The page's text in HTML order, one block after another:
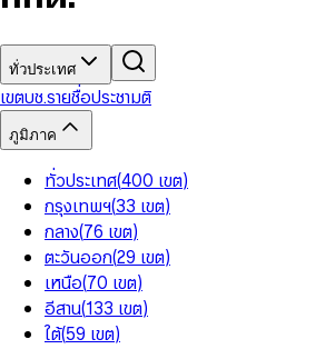
9 9
ทั่วประเทศ
เขตบช.รายชื่อประชามติ
ภูมิภาค
ทั่วประเทศ(400 เขต)
กรุงเทพฯ(33 เขต)
กลาง(76 เขต)
ตะวันออก(29 เขต)
เหนือ(70 เขต)
อีสาน(133 เขต)
ใต้(59 เขต)